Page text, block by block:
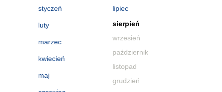
styczeń
luty
marzec
kwiecień
maj
lipiec
sierpień
wrzesień
październik
listopad
grudzień